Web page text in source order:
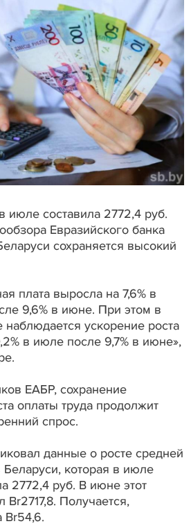
июле составила 2772,4 руб.
Евразийского банка
сохраняется высокий
плата выросла на 7,6% в
9,6% в июне. При этом в
ускорение роста
в июле после 9,7% в июне»,
ЕАБР, сохранение
оплаты труда продолжит
спрос.
данные о росте средней
Беларуси, которая в июле
2772,4 руб. В июне этот
Br2717,8. Получается,
Br54,6.